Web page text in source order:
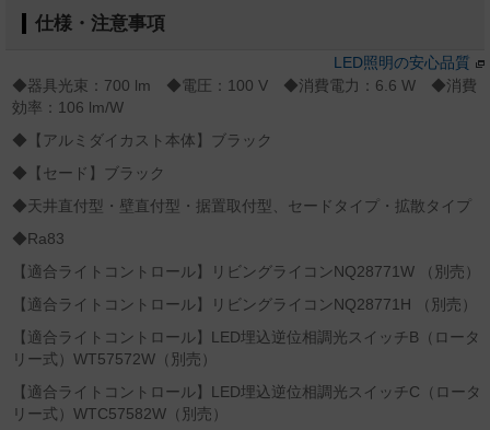
仕様・注意事項
LED照明の安心品質
◆器具光束：700 lm ◆電圧：100 V ◆消費電力：6.6 W ◆消費
効率：106 lm/W
◆【アルミダイカスト本体】ブラック
◆【セード】ブラック
◆天井直付型・壁直付型・据置取付型、セードタイプ・拡散タイプ
◆Ra83
【適合ライトコントロール】リビングライコンNQ28771W （別売）
【適合ライトコントロール】リビングライコンNQ28771H （別売）
【適合ライトコントロール】LED埋込逆位相調光スイッチB（ロータ
リー式）WT57572W（別売）
【適合ライトコントロール】LED埋込逆位相調光スイッチC（ロータ
リー式）WTC57582W（別売）